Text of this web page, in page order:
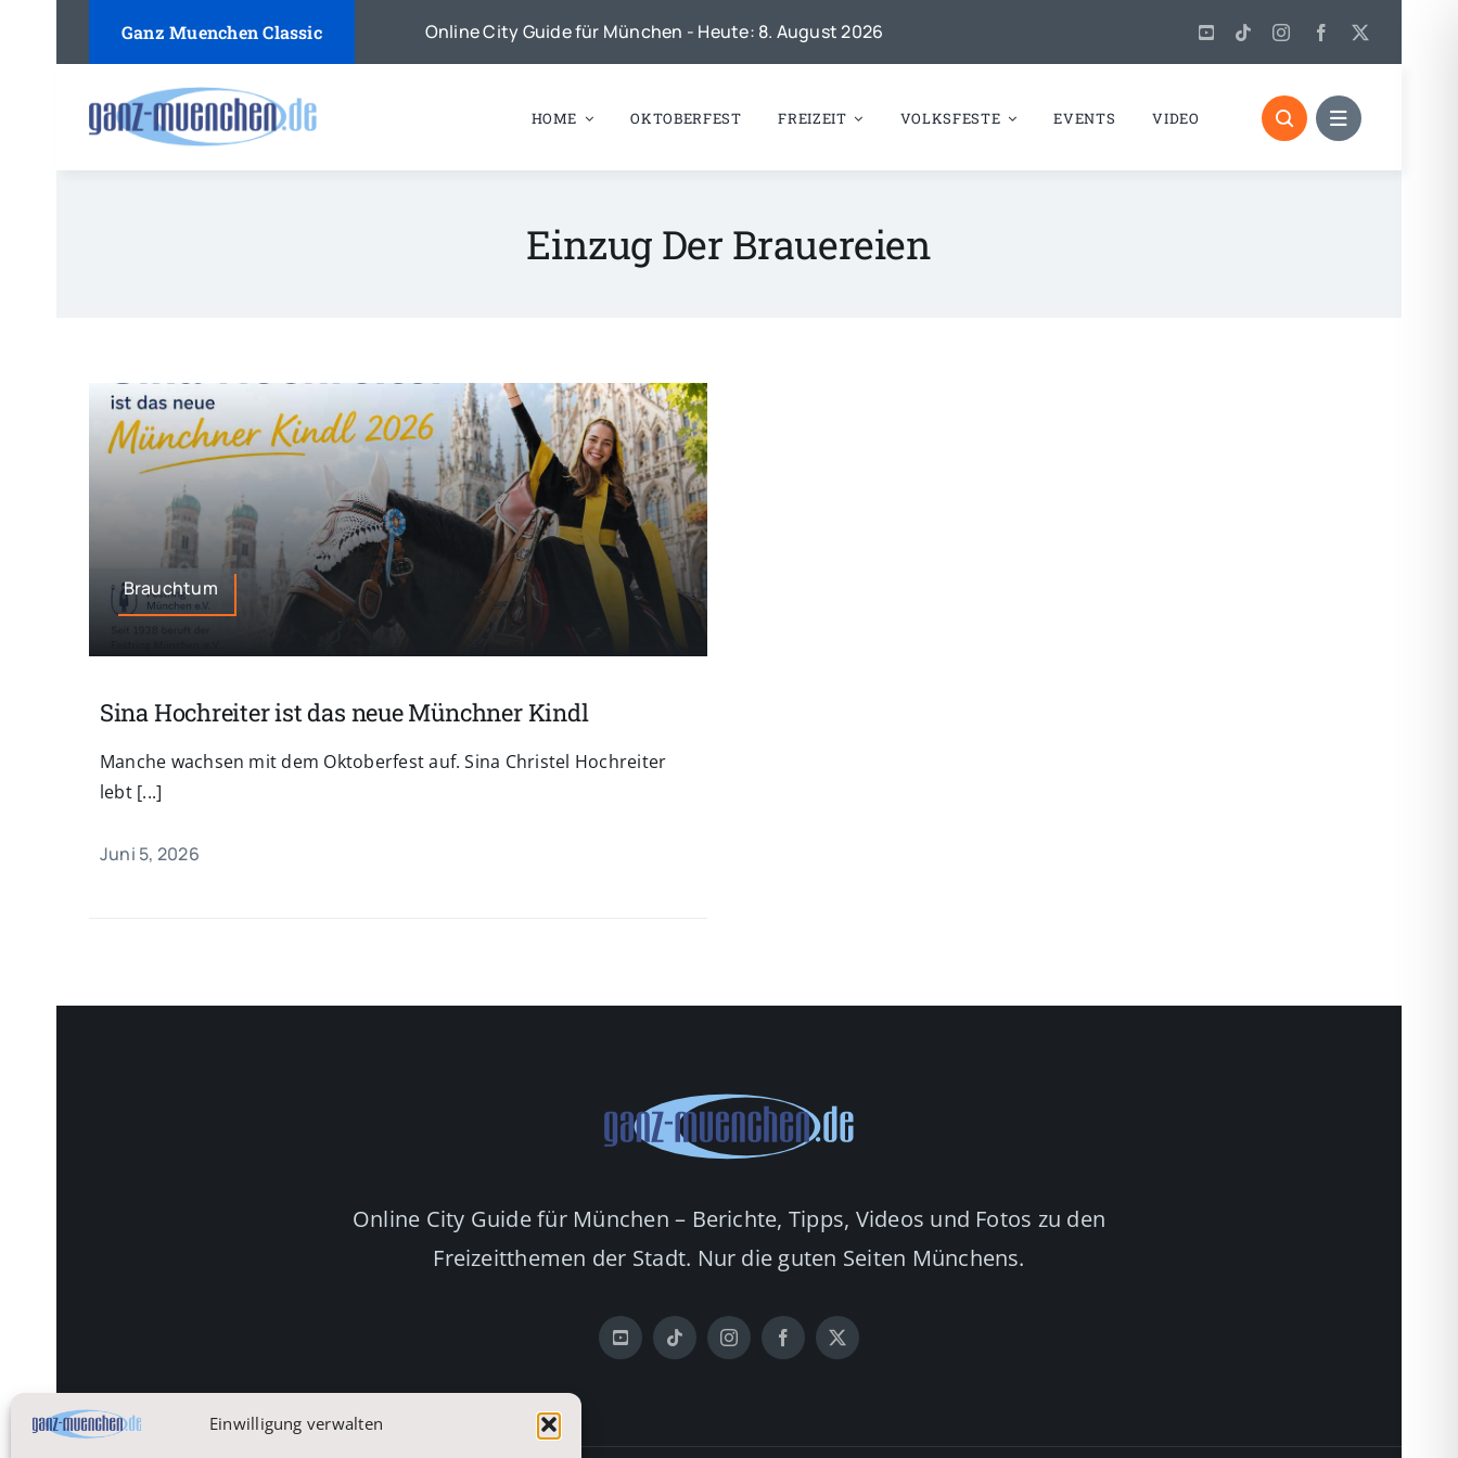
Einwilligung verwalten
Ganz Muenchen Classic Online City Guide für München - Heute: 8. August 2026
HOME OKTOBERFEST FREIZEIT VOLKSFESTE EVENTS VIDEO
Einzug Der Brauereien
Brauchtum
Sina Hochreiter ist das neue Münchner Kindl
Manche wachsen mit dem Oktoberfest auf. Sina Christel Hochreiter
lebt [...]
Juni 5, 2026
Online City Guide für München – Berichte, Tipps, Videos und Fotos zu den
Freizeitthemen der Stadt. Nur die guten Seiten Münchens.